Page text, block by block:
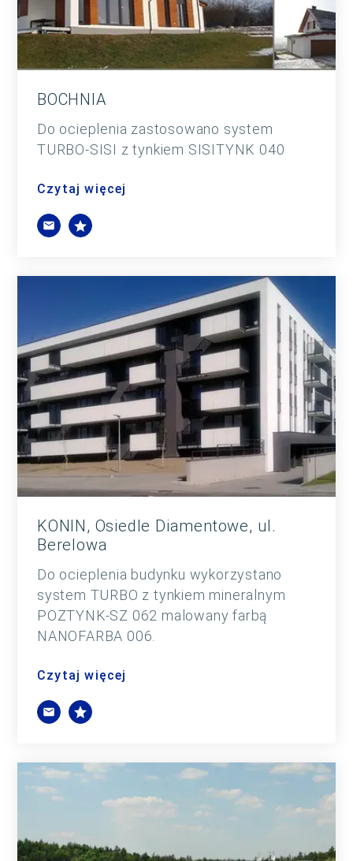
BOCHNIA
Do ocieplenia zastosowano system
TURBO-SISI z tynkiem SISITYNK 040
Czytaj więcej
KONIN, Osiedle Diamentowe, ul.
Berelowa
Do ocieplenia budynku wykorzystano
system TURBO z tynkiem mineralnym
POZTYNK-SZ 062 malowany farbą
NANOFARBA 006.
Czytaj więcej